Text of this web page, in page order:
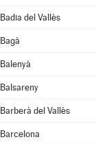
Badia del Vallès
Bagà
Balenyà
Balsareny
Barberà del Vallès
Barcelona